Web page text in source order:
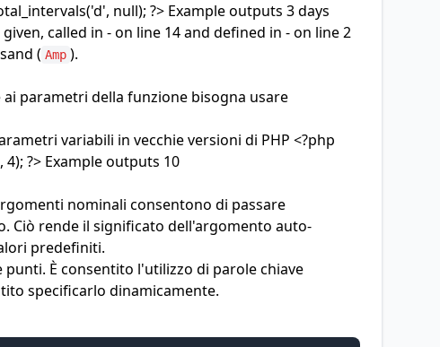
null); ?> Example outputs 3 days
called in - on line 14 and defined in - on line 2
( Amp ).
parametri della funzione bisogna usare
variabili in vecchie versioni di PHP <?php
?> Example outputs 10
nominali consentono di passare
Ciò rende il significato dell'argomento auto-
predefiniti.
È consentito l'utilizzo di parole chiave
specificarlo dinamicamente.